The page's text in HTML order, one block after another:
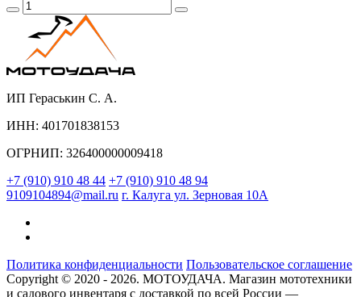
ИП Гераськин С. А.
ИНН: 401701838153
ОГРНИП: 326400000009418
+7 (910) 910 48 44 +7 (910) 910 48 94
9109104894@mail.ru г. Калуга ул. Зерновая 10А
Политика конфиденциальности Пользовательское соглашение
Copyright © 2020 - 2026. МОТОУДАЧА. Магазин мототехники
и садового инвентаря с доставкой по всей России —